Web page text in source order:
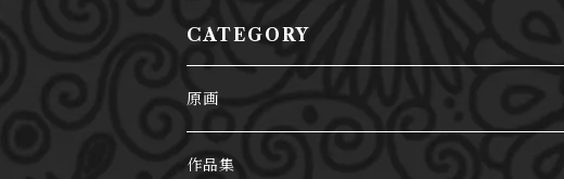
CATEGORY
原画
哺乳類
作品集